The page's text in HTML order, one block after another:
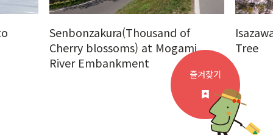
Senbonzakura(Thousand of
Cherry blossoms) at Mogami
River Embankment
Tree
즐겨찾기